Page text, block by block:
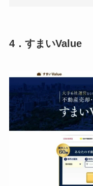
4．すまいValue